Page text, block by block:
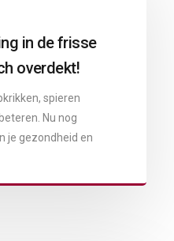
in de frisse
overdekt!
spieren
Nu nog
je gezondheid en